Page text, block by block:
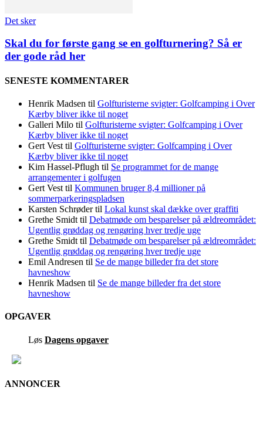
Det sker
Skal du for første gang se en golfturnering? Så er
der gode råd her
SENESTE KOMMENTARER
Henrik Madsen til Golfturisterne svigter: Golfcamping i Over
Kærby bliver ikke til noget
Galleri Milo til Golfturisterne svigter: Golfcamping i Over
Kærby bliver ikke til noget
Gert Vest til Golfturisterne svigter: Golfcamping i Over
Kærby bliver ikke til noget
Kim Hassel-Pflugh til Se programmet for de mange
arrangementer i golfugen
Gert Vest til Kommunen bruger 8,4 millioner på
sommerparkeringspladsen
Karsten Schrødertil Lokal kunst skal dække over graffiti
Grethe Smidt til Debatmøde om besparelser på ældreområdet:
Ugentlig grøddag og rengøring hver tredje uge
Grethe Smidt til Debatmøde om besparelser på ældreområdet:
Ugentlig grøddag og rengøring hver tredje uge
Emil Andresen til Se de mange billeder fra det store
havneshow
Henrik Madsen til Se de mange billeder fra det store
havneshow
OPGAVER
Løs Dagens opgaver
ANNONCER